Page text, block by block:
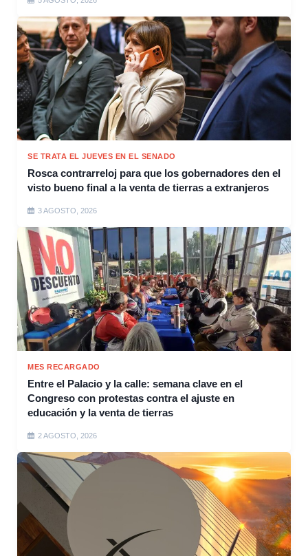
SE TRATA EL JUEVES EN EL SENADO
Rosca contrarreloj para que los gobernadores den el
visto bueno final a la venta de tierras a extranjeros
3 AGOSTO, 2026
MES RECARGADO
Entre el Palacio y la calle: semana clave en el
Congreso con protestas contra el ajuste en
educación y la venta de tierras
2 AGOSTO, 2026